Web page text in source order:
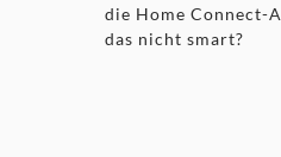
die Home Connect-
das nicht smart?